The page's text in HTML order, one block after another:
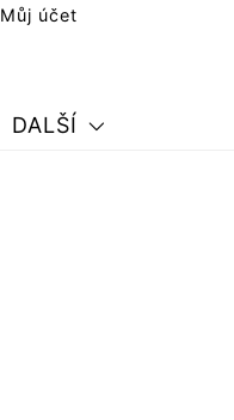
Můj účet
DALŠÍ